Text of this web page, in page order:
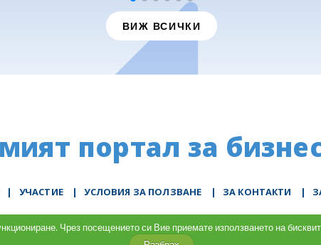
ВИЖ ВСИЧКИ
портал за
| УЧАСТИЕ | УСЛОВИЯ ЗА ПОЛЗВАНЕ | ЗА КОНТАКТИ |
за да ви осигурим безпрепятствено и удобно използване
на страницата, се съгласявате с нашата политика относно
Чрез посещението си Вие приемате използването на